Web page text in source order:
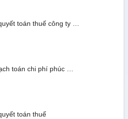
toán thuế công ty …
toán chi phí phúc …
toán thuế